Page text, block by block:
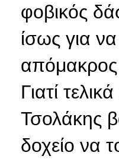
φοβικός
ίσως για
Γιατί
Τσολάκης
δοχείο να